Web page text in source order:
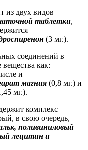
из двух видов
таблетки,
(3 мг.).
соединений в
вещества как:
и
магния (0,8 мг.) и
мг.).
комплекс
в свою очередь,
поливиниловый
лецитин и